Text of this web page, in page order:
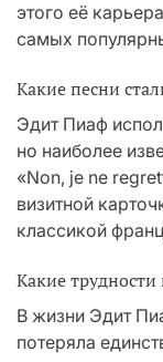
этого её
самых
Какие песни
Эдит Пиаф
но наиболее
«Non, je ne
визитной
классикой
Какие
В жизни Эдит
потеряла